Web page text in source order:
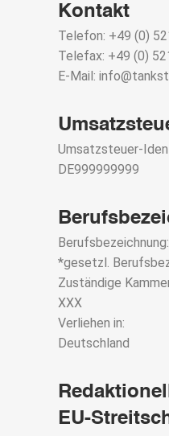
Kontakt
Telefon: +49 (0)
Telefax: +49 (0)
E-Mail:
Umsatzsteuer-
DE999999999
Berufsbezeichnung:
*gesetzl.
Zuständige
XXX
Verliehen in:
Deutschland
EU-